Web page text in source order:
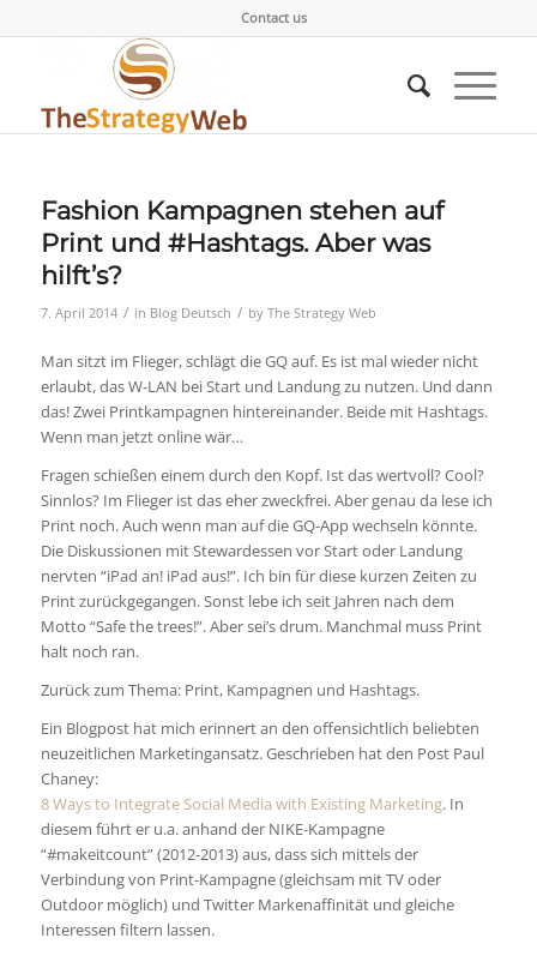
Contact us
Fashion Kampagnen stehen auf
Print und #Hashtags. Aber was
hilft’s?
7. April 2014 / in Blog Deutsch / by The Strategy Web
Man sitzt im Flieger, schlägt die GQ auf. Es ist mal wieder nicht
erlaubt, das W-LAN bei Start und Landung zu nutzen. Und dann
das! Zwei Printkampagnen hintereinander. Beide mit Hashtags.
Wenn man jetzt online wär…
Fragen schießen einem durch den Kopf. Ist das wertvoll? Cool?
Sinnlos? Im Flieger ist das eher zweckfrei. Aber genau da lese ich
Print noch. Auch wenn man auf die GQ-App wechseln könnte.
Die Diskussionen mit Stewardessen vor Start oder Landung
nervten “iPad an! iPad aus!”. Ich bin für diese kurzen Zeiten zu
Print zurückgegangen. Sonst lebe ich seit Jahren nach dem
Motto “Safe the trees!”. Aber sei’s drum. Manchmal muss Print
halt noch ran.
Zurück zum Thema: Print, Kampagnen und Hashtags.
Ein Blogpost hat mich erinnert an den offensichtlich beliebten
neuzeitlichen Marketingansatz. Geschrieben hat den Post Paul
Chaney:
8 Ways to Integrate Social Media with Existing Marketing. In
diesem führt er u.a. anhand der NIKE-Kampagne
“#makeitcount” (2012-2013) aus, dass sich mittels der
Verbindung von Print-Kampagne (gleichsam mit TV oder
Outdoor möglich) und Twitter Markenaffinität und gleiche
Interessen filtern lassen.